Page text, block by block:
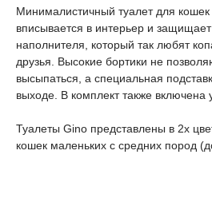
Минималистичный туалет для кошек
вписывается в интерьер и
наполнителя, который так любят
друзья. Высокие бортики не
высыпаться, а специальная
выходе. В комплект также включена
Туалеты Gino представлены в 2х
кошек маленьких с средних пород